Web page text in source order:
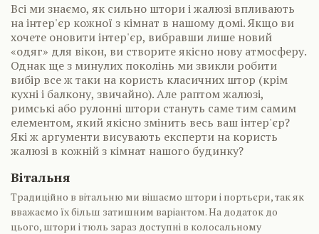
Всі ми знаємо, як сильно штори і жалюзі впливають
на інтер'єр кожної з кімнат в нашому домі. Якщо ви
хочете оновити інтер'єр, вибравши лише новий
«одяг» для вікон, ви створите якісно нову атмосферу.
Однак ще з минулих поколінь ми звикли робити
вибір все ж таки на користь класичних штор (крім
кухні і балкону, звичайно). Але раптом жалюзі,
римські або рулонні штори стануть саме тим самим
елементом, який якісно змінить весь ваш інтер'єр?
Які ж аргументи висувають експерти на користь
жалюзі в кожній з кімнат нашого будинку?
Вітальня
Традиційно в вітальню ми вішаємо штори і портьєри, так як
вважаємо їх більш затишним варіантом. На додаток до
цього, штори і тюль зараз доступні в колосальному